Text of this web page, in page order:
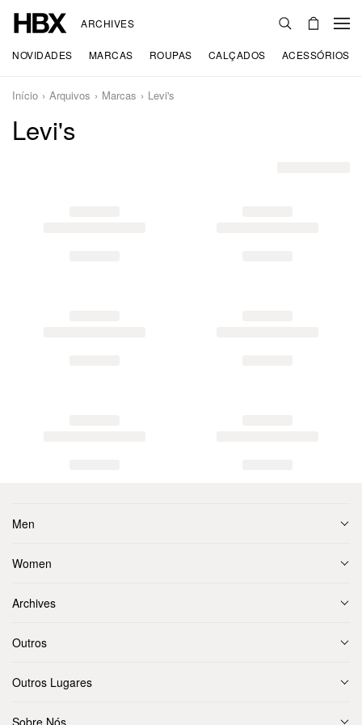
ARCHIVES
NOVIDADES MARCAS ROUPAS CALÇADOS ACESSÓRIOS
Início Arquivos Marcas Levi's
Levi's
Men
Women
Archives
Outros
Outros Lugares
Sobre Nós